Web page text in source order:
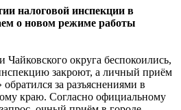
налоговой инспекции в
о новом режиме работы
округа беспокоились,
закроют, а личный приём
за разъяснениями в
краю. Согласно официальному